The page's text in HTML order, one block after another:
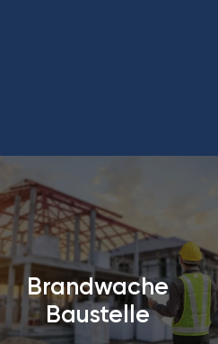
Brandwache
Baustelle